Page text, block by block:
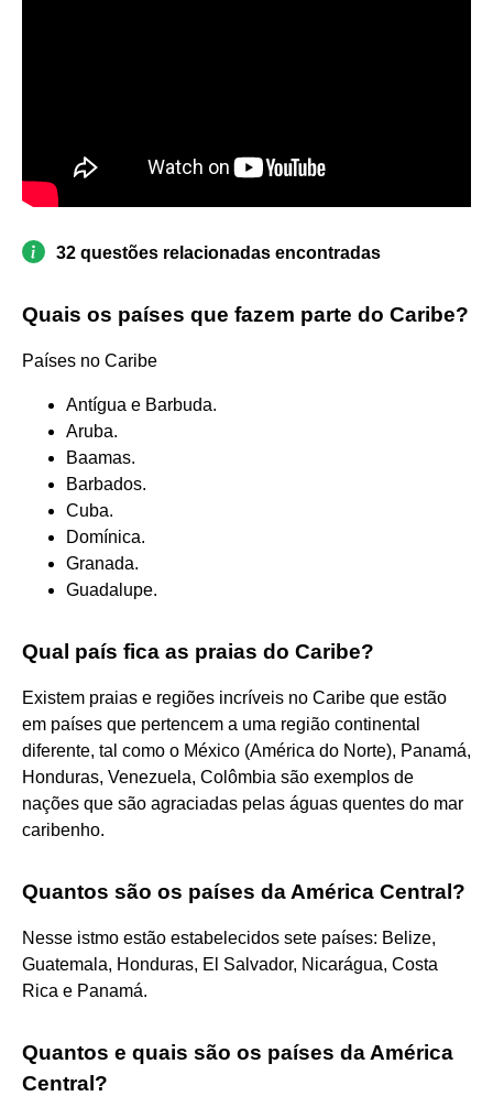
32 questões relacionadas encontradas
Quais os países que fazem parte do Caribe?
Países no Caribe
Antígua e Barbuda.
Aruba.
Baamas.
Barbados.
Cuba.
Domínica.
Granada.
Guadalupe.
Qual país fica as praias do Caribe?
Existem praias e regiões incríveis no Caribe que estão
em países que pertencem a uma região continental
diferente, tal como o México (América do Norte), Panamá,
Honduras, Venezuela, Colômbia são exemplos de
nações que são agraciadas pelas águas quentes do mar
caribenho.
Quantos são os países da América Central?
Nesse istmo estão estabelecidos sete países: Belize,
Guatemala, Honduras, El Salvador, Nicarágua, Costa
Rica e Panamá.
Quantos e quais são os países da América
Central?